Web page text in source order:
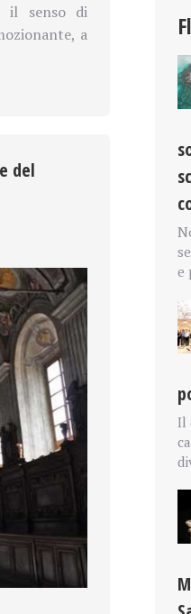
il senso di
a
del
e
Il